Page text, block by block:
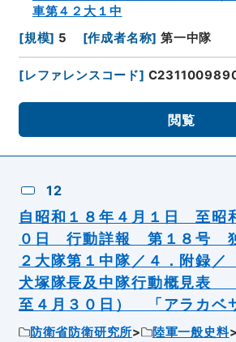
車第４２大１中
[規模] 5 [作成者名称] 第一中隊
[レファレンスコード]
閲覧
12
自昭和１８年４月１日 至昭
０日 行動詳報 第１８号
２大隊第１中隊／４．附録
犬塚隊長及中隊行動概見表
至４月３０日） 「アラカベ
防衛省防衛研究所 陸軍一般史料